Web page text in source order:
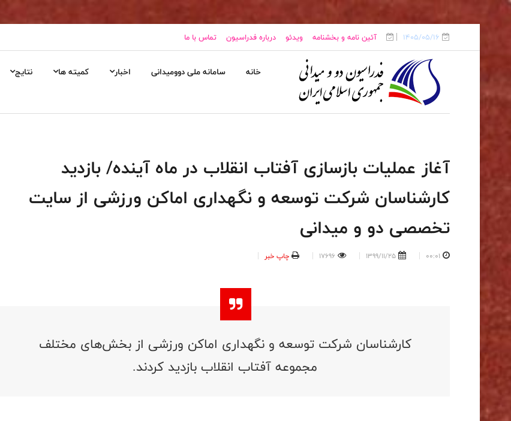
1405/05/16 آئین نامه و بخشنامه ویدئو درباره فدراسیون تماس با ما
خانه سامانه ملی دوومیدانی اخبار کمیته ها نتایج
آغاز عملیات بازسازی آفتاب انقلاب در ماه آینده/ بازدید
کارشناسان شرکت توسعه و نگهداری اماکن ورزشی از سایت
تخصصی دو و میدانی
00:01
1399/11/25
17696 چاپ خبر
کارشناسان شرکت توسعه و نگهداری اماکن ورزشی از بخش‌های مختلف
مجموعه آفتاب انقلاب بازدید کردند.